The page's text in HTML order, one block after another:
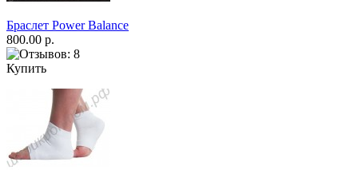
Браслет Power Balance
800.00 р.
Купить